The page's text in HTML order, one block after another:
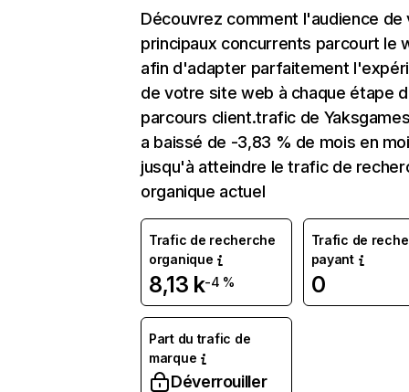
Découvrez comment l'audience de
principaux concurrents parcourt le
afin d'adapter parfaitement
de votre site web à chaque étape
parcours client.trafic de
a baissé de -3,83 % de mois en
jusqu'à atteindre le trafic de
organique actuel
Trafic de recherche
organique
8,13 k-4 %
Trafic de
payant
0
Part du trafic de
marque
Déverrouiller